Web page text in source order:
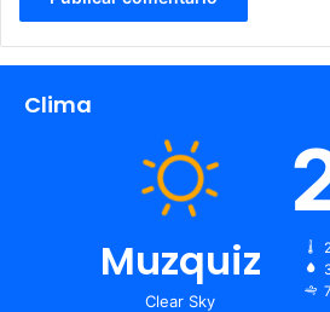
Clima
Muzquiz
Clear Sky